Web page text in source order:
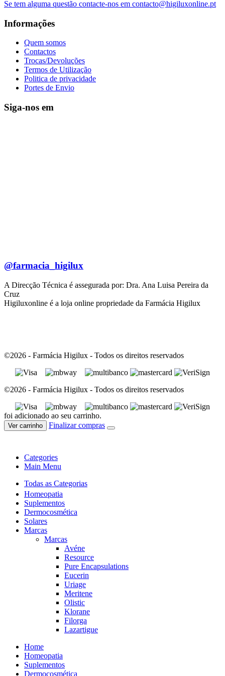
Se tem alguma questão contacte-nos em contacto@higiluxonline.pt
Informações
Quem somos
Contactos
Trocas/Devoluções
Termos de Utilização
Politica de privacidade
Portes de Envio
Siga-nos em
@farmacia_higilux
A Direcção Técnica é assegurada por: Dra. Ana Luisa Pereira da
Cruz
Higiluxonline é a loja online propriedade da Farmácia Higilux
©2026 - Farmácia Higilux - Todos os direitos reservados
©2026 - Farmácia Higilux - Todos os direitos reservados
foi adicionado ao seu carrinho.
Ver carrinho Finalizar compras
Categories
Main Menu
Todas as Categorias
Homeopatia
Suplementos
Dermocosmética
Solares
Marcas
Marcas
Avéne
Resource
Pure Encapsulations
Eucerin
Uriage
Meritene
Olistic
Klorane
Filorga
Lazartigue
Home
Homeopatia
Suplementos
Dermocosmética